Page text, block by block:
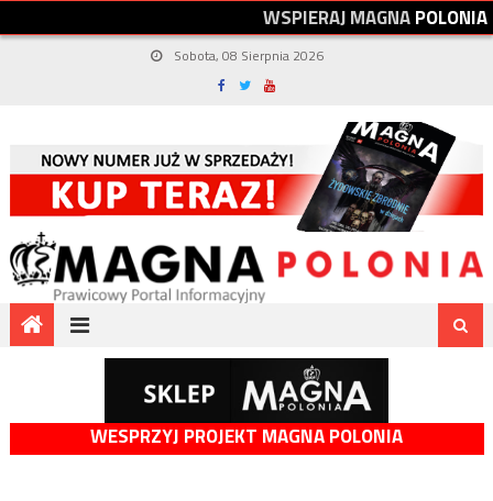
WSPIERAJMAGNAPOLONIA
Sobota, 08 Sierpnia 2026
WESPRZYJ PROJEKT MAGNA POLONIA